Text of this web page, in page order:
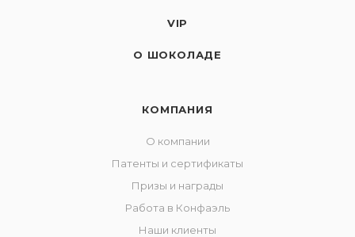
VIP
О ШОКОЛАДЕ
КОМПАНИЯ
О компании
Патенты и сертификаты
Призы и награды
Работа в Конфаэль
Наши клиенты